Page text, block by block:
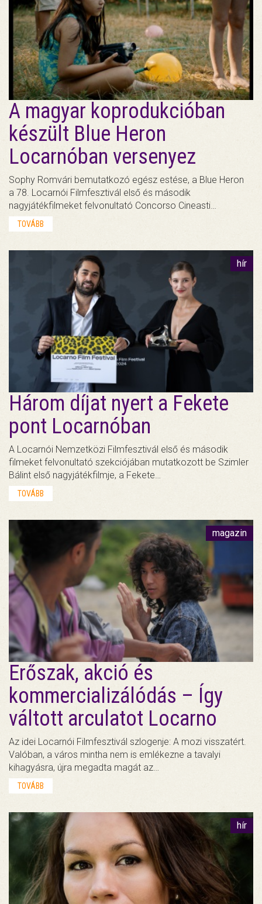
A magyar koprodukcióban
készült Blue Heron
Locarnóban versenyez
Sophy Romvári bemutatkozó egész estése, a Blue Heron
a 78. Locarnói Filmfesztivál első és második
nagyjátékfilmeket felvonultató Concorso Cineasti…
TOVÁBB
hír
Három díjat nyert a Fekete
pont Locarnóban
A Locarnói Nemzetközi Filmfesztivál első és második
filmeket felvonultató szekciójában mutatkozott be Szimler
Bálint első nagyjátékfilmje, a Fekete…
TOVÁBB
magazin
Erőszak, akció és
kommercializálódás – Így
váltott arculatot Locarno
Az idei Locarnói Filmfesztivál szlogenje: A mozi visszatért.
Valóban, a város mintha nem is emlékezne a tavalyi
kihagyásra, újra megadta magát az…
TOVÁBB
hír